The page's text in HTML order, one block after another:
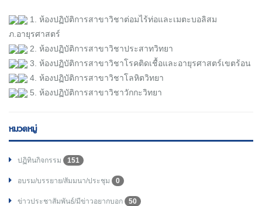
1. ห้องปฏิบัติการสาขาวิชาต่อมไร้ท่อและเมตะบอลิสม
ภ.อายุรศาสตร์
2. ห้องปฏิบัติการสาขาวิชาประสาทวิทยา
3. ห้องปฏิบัติการสาขาวิชาโรคติดเชื้อและอายุรศาสตร์เขตร้อน
4. ห้องปฏิบัติการสาขาวิชาโลหิตวิทยา
5. ห้องปฏิบัติการสาขาวิชาวักกะวิทยา
หมวดหมู่
ปฏิทินกิจกรรม 151
อบรม/บรรยาย/สัมมนา/ประชุม 0
ข่าวประชาสัมพันธ์/มีข่าวอยากบอก 50